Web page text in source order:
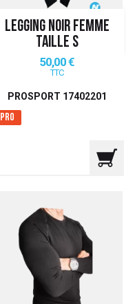
LEGGING NOIR FEMME
TAILLE S
Prix
50,00 €
TTC
PROSPORT 17402201
Pro